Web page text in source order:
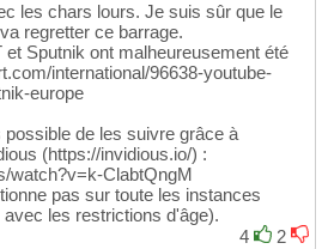
les chars lours. Je suis sûr que le
regretter ce barrage.
et Sputnik ont malheureusement été
international/96638-youtube-
europe
de les suivre grâce à
(https://invidious.io/) :
watch?v=k-ClabtQngM
pas sur toute les instances
les restrictions d'âge).
4
2